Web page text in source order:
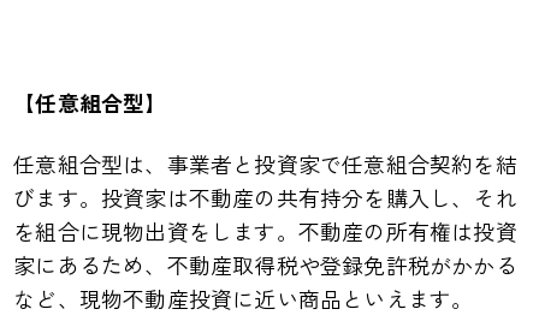
【任意組合型】
任意組合型は、事業者と投資家で任意組合契約を結
びます。投資家は不動産の共有持分を購入し、それ
を組合に現物出資をします。不動産の所有権は投資
家にあるため、不動産取得税や登録免許税がかかる
など、現物不動産投資に近い商品といえます。